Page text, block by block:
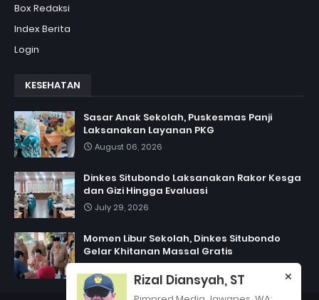
Box Redaksi
Index Berita
Login
KESEHATAN
Sasar Anak Sekolah, Puskesmas Panji
Laksanakan Layanan PKG
August 06, 2026
Dinkes Situbondo Laksanakan Rakor Kesga
dan Gizi Hingga Evaluasi
July 29, 2026
Momen Libur Sekolah, Dinkes Situbondo
Gelar Khitanan Massal Gratis
Rizal Diansyah, ST